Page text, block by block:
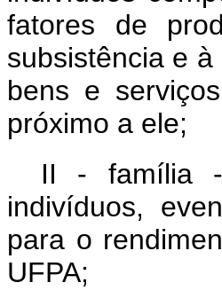
fatores de
subsistência e
bens e
próximo a ele;
II - família -
indivíduos,
para o
UFPA;